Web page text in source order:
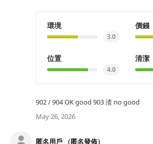
環境
3.0
價錢
位置
4.0
清潔
902 / 904 OK good 903 渣 no good
May 26, 2026
匿名用戶 （匿名發佈）